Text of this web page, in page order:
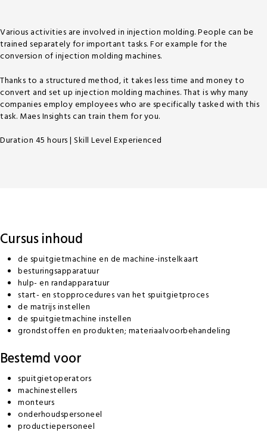
Various activities are involved in injection molding. People can be
trained separately for important tasks. For example for the
conversion of injection molding machines.
Thanks to a structured method, it takes less time and money to
convert and set up injection molding machines. That is why many
companies employ employees who are specifically tasked with this
task. Maes Insights can train them for you.​
​Duration 45 hours | Skill Level Experienced
Cursus inhoud
de spuitgietmachine en de machine-instelkaart
besturingsapparatuur
hulp- en randapparatuur
start- en stopprocedures van het spuitgietproces
de matrijs instellen
de spuitgietmachine instellen
grondstoffen en produkten; materiaalvoorbehandeling
Bestemd voor
spuitgietoperators
machinestellers
monteurs
onderhoudspersoneel
productiepersoneel